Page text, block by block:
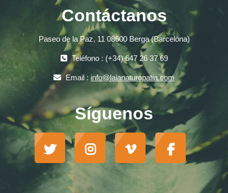
Contáctanos
Paseo de la Paz, 11 08600 Berga (Barcelona)
Teléfono : (+34) 647 26 37 69
Email : info@laianaturopatia.com
Síguenos